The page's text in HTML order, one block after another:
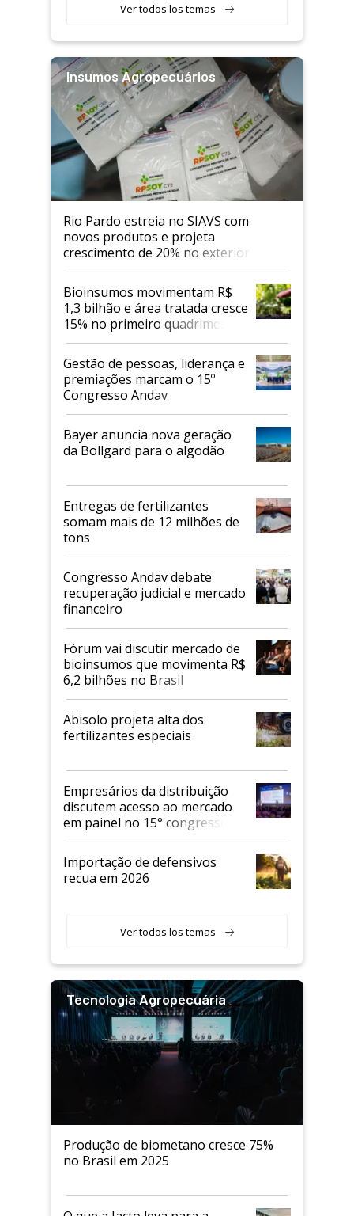
Ver todos los temas
Insumos Agropecuários
Rio Pardo estreia no SIAVS com
novos produtos e projeta
crescimento de 20% no exterior
Bioinsumos movimentam R$
1,3 bilhão e área tratada cresce
15% no primeiro quadrimestre
de 2026
Gestão de pessoas, liderança e
premiações marcam o 15º
Congresso Andav
Bayer anuncia nova geração
da Bollgard para o algodão
Entregas de fertilizantes
somam mais de 12 milhões de
tons
Congresso Andav debate
recuperação judicial e mercado
financeiro
Fórum vai discutir mercado de
bioinsumos que movimenta R$
6,2 bilhões no Brasil
Abisolo projeta alta dos
fertilizantes especiais
Empresários da distribuição
discutem acesso ao mercado
em painel no 15° congresso
Andav
Importação de defensivos
recua em 2026
Ver todos los temas
Tecnologia Agropecuária
Produção de biometano cresce 75%
no Brasil em 2025